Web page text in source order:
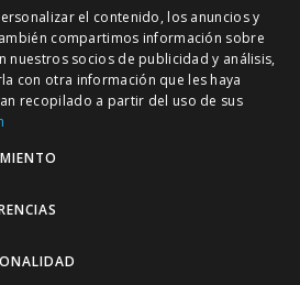
DEPORTIVO
Contacto
el contenido, los anuncios y
compartimos información sobre
nuestros socios de publicidad y análisis,
con otra información que les haya
recopilado a partir del uso de sus